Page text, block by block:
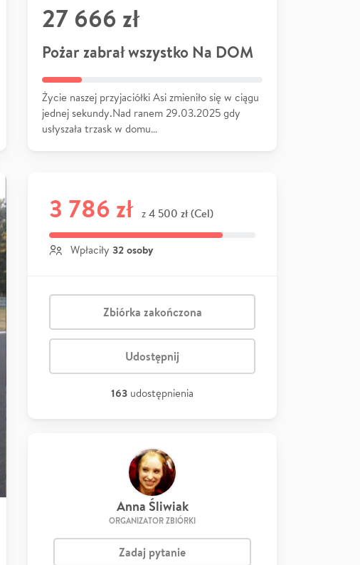
27 666 zł
Pożar zabrał wszystko Na DOM
Życie naszej przyjaciółki Asi zmieniło się w ciągu
jednej sekundy.Nad ranem 29.03.2025 gdy
usłyszała trzask w domu…
3 786 zł z 4 500 zł (Cel)
Wpłaciły 32 osoby
Zbiórka zakończona
Udostępnij
163 udostępnienia
Anna Śliwiak
ORGANIZATOR ZBIÓRKI
Zadaj pytanie